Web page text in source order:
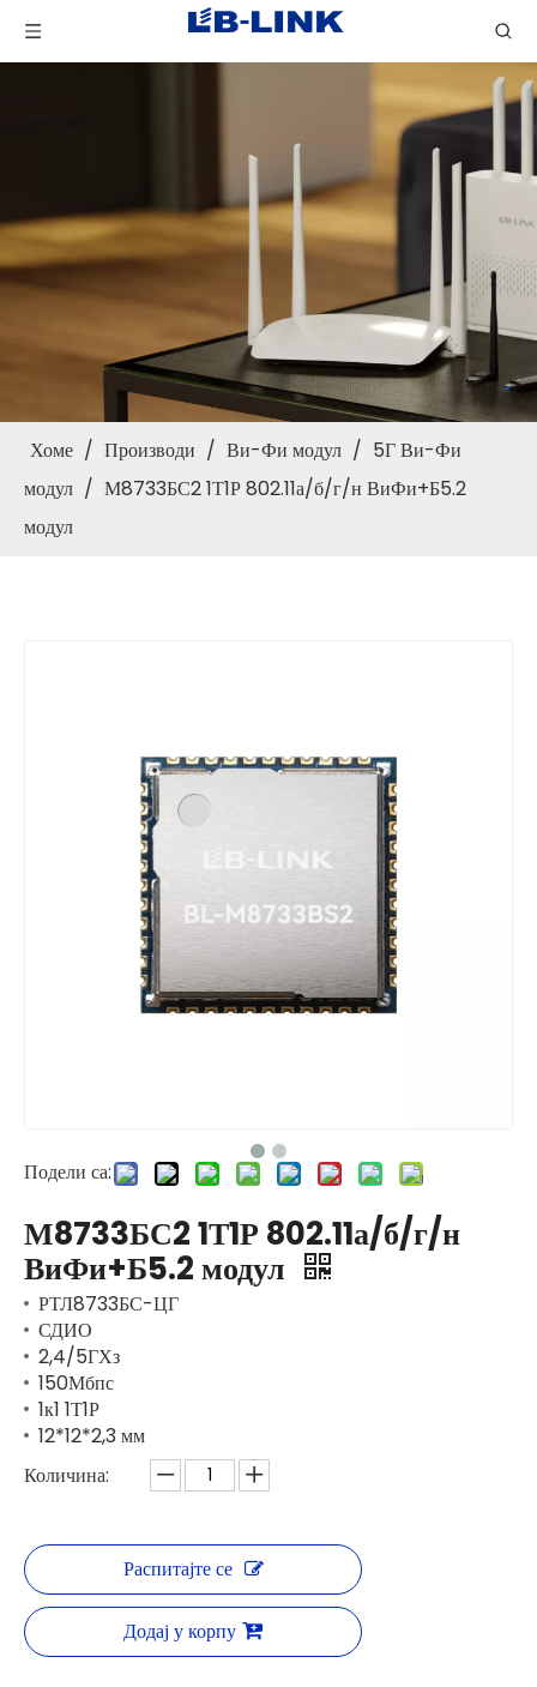
Хоме / Производи / Ви-Фи модул / 5Г Ви-Фи
модул / М8733БС2 1Т1Р 802.11а/б/г/н ВиФи+Б5.2
модул
Подели са:
М8733БС2 1Т1Р 802.11а/б/г/н
ВиФи+Б5.2 модул
РТЛ8733БС-ЦГ
СДИО
2,4/5ГХз
150Мбпс
1к1 1Т1Р
12*12*2,3 мм
Количина:
Распитајте се
Додај у корпу